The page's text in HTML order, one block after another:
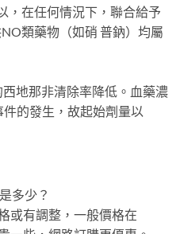
，在任何情況下，聯合給予
類藥物（如硝 普鈉）均屬
地那非清除率降低。血藥濃
的發生，故起始劑量以
多少？
或有調整，一般價格在